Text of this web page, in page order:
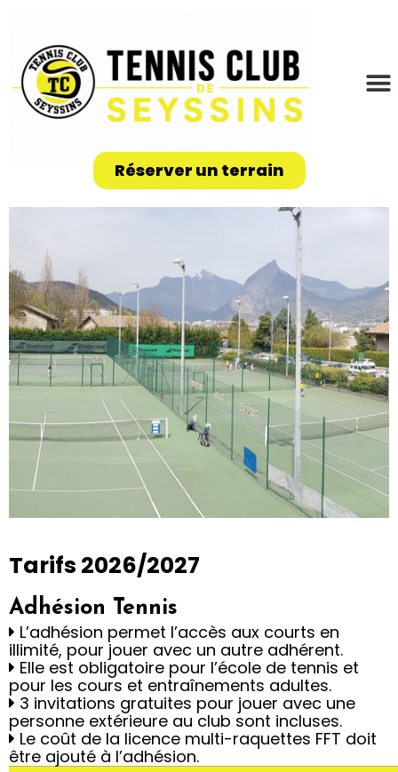
Réserver un terrain
Tarifs
La pratique pour tous
Découvrir les
offres et les tarifs
Tarifs 2026/2027
Adhésion Tennis
L’adhésion permet l’accès aux courts en
illimité, pour jouer avec un autre adhérent.
Elle est obligatoire pour l’école de tennis et
pour les cours et entraînements adultes.
3 invitations gratuites pour jouer avec une
personne extérieure au club sont incluses.
Le coût de la licence multi-raquettes FFT doit
être ajouté à l’adhésion.